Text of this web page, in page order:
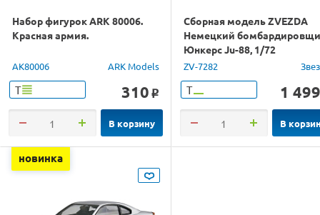
Набор фигурок ARK 80006.
Красная армия.
AK80006 ARK Models
Т 310 o
В корзину
Сборная модель ZVEZDA
Немецкий
Юнкерс Ju-88, 1/72
ZV-7282
Т 1 499
В
новинка